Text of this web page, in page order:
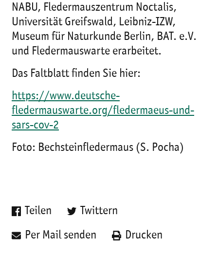
NABU, Fledermauszentrum Noctalis,
Universität Greifswald, Leibniz-IZW,
Museum für Naturkunde Berlin, BAT. e.V.
und Fledermauswarte erarbeitet.
Das Faltblatt finden Sie hier:
https://www.deutsche-
fledermauswarte.org/fledermaeus-und-
sars-cov-2
Foto: Bechsteinfledermaus (S. Pocha)
Teilen Twittern
Per Mail senden Drucken